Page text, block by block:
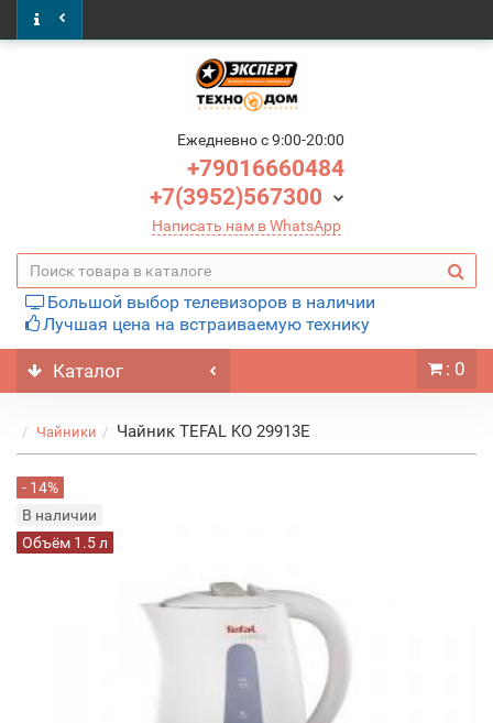
Ежедневно c 9:00-20:00
+79016660484
+7(3952)567300
Написать нам в WhatsApp
Большой выбор телевизоров в наличии
Лучшая цена на встраиваемую технику
Каталог : 0
Чайники Чайник TEFAL KO 29913E
- 14%
В наличии
Объём 1.5 л